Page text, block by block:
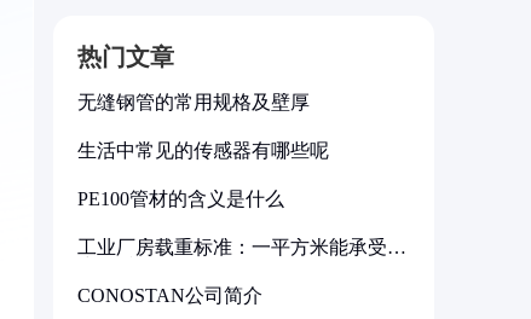
热门文章
无缝钢管的常用规格及壁厚
生活中常见的传感器有哪些呢
PE100管材的含义是什么
工业厂房载重标准：一平方米能承受多
CONOSTAN公司简介